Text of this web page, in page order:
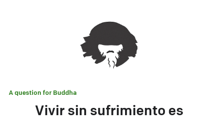
A question for Buddha
Vivir sin sufrimiento es